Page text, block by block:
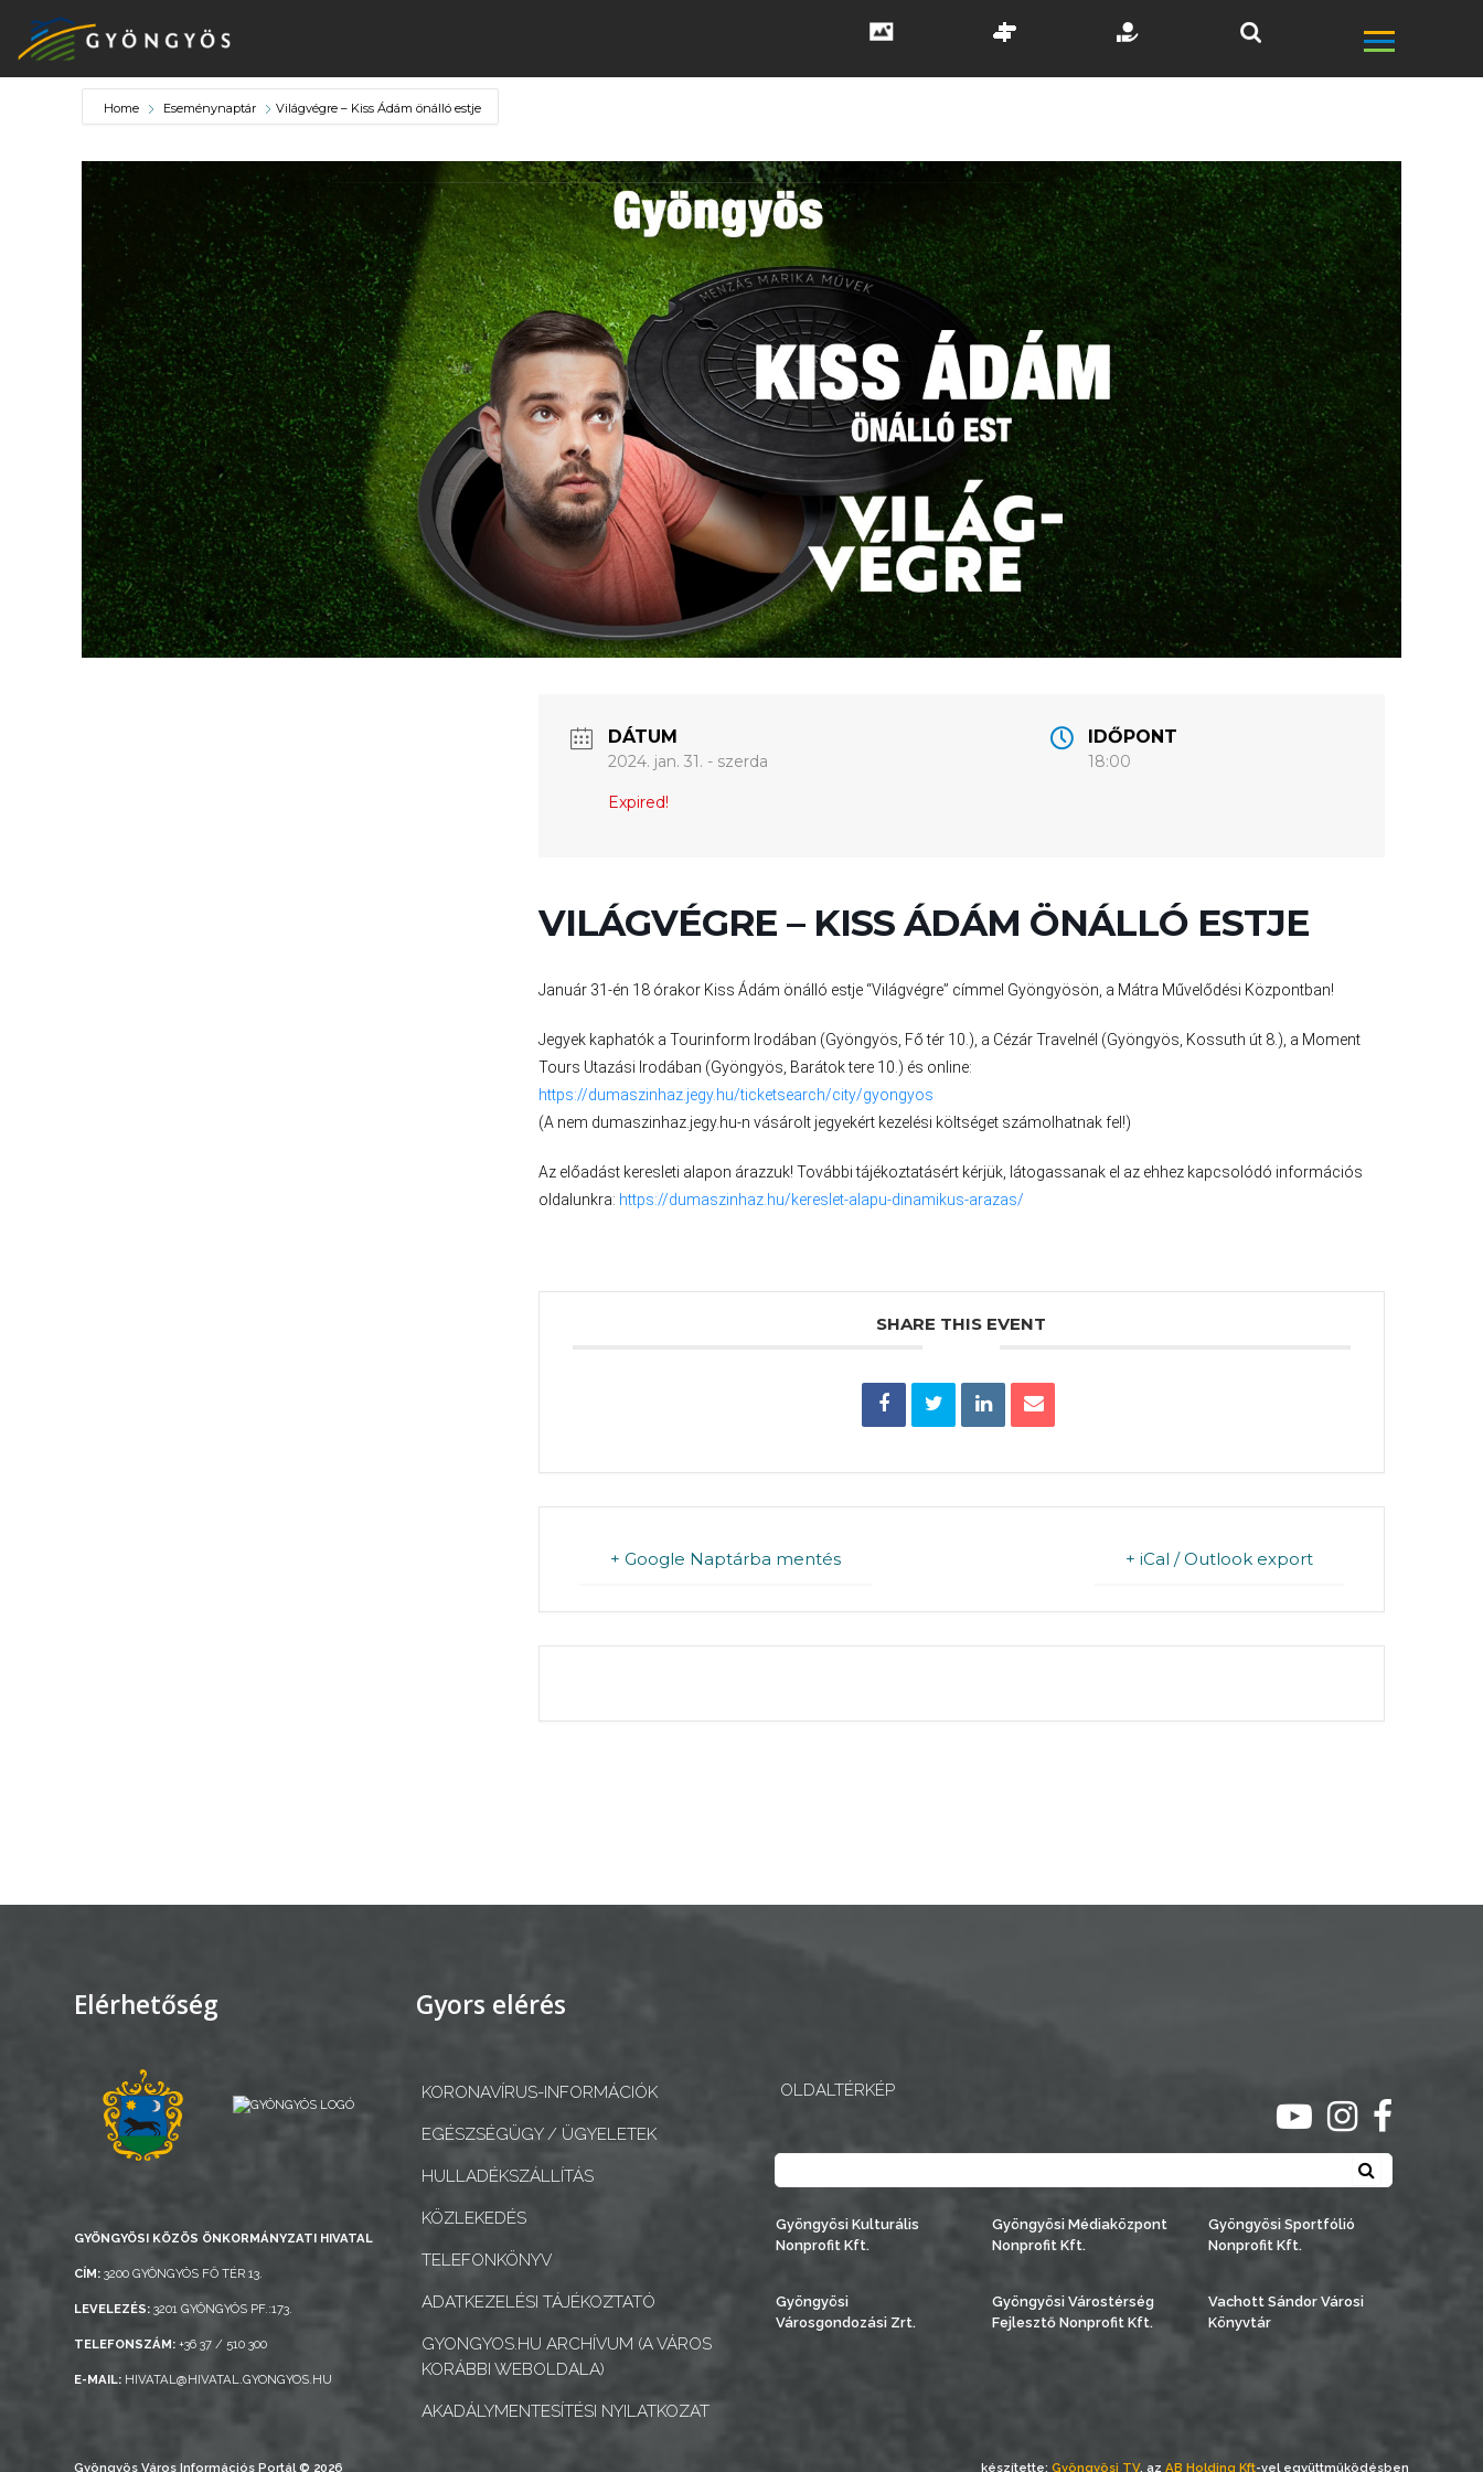
A
VÁROS
KIEMELT
LÁTVÁNYOSSÁGOK
GYÖNGYÖS
VÁROS
ÉRTÉKTÁRA
VÁROSUNKRÓL
LAKOSSÁGI
INFORMÁCIÓK
HASZNOS
TESTÜLET
VÁROSRENDÉSZET
TÁJÉKOZTATÓK
AZ
ÖNKORMÁNYZATI
CÉGEK
E-
Home Eseménynaptár Világvégre – Kiss Ádám önálló estje
DÁTUM
2024. jan. 31. - szerda
Expired!
IDŐPONT
18:00
VILÁGVÉGRE – KISS ÁDÁM ÖNÁLLÓ ESTJE
Január 31-én 18 órakor Kiss Ádám önálló estje “Világvégre” címmel Gyöngyösön, a Mátra Művelődési Központban!
Jegyek kaphatók a Tourinform Irodában (Gyöngyös, Fő tér 10.), a Cézár Travelnél (Gyöngyös, Kossuth út 8.), a Moment
Tours Utazási Irodában (Gyöngyös, Barátok tere 10.) és online:
https://dumaszinhaz.jegy.hu/ticketsearch/city/gyongyos
(A nem dumaszinhaz.jegy.hu-n vásárolt jegyekért kezelési költséget számolhatnak fel!)
Az előadást keresleti alapon árazzuk! További tájékoztatásért kérjük, látogassanak el az ehhez kapcsolódó információs
oldalunkra: https://dumaszinhaz.hu/kereslet-alapu-dinamikus-arazas/
SHARE THIS EVENT
+ Google Naptárba mentés + iCal / Outlook export
Elérhetőség
GYÖNGYÖSI KÖZÖS ÖNKORMÁNYZATI HIVATAL
CÍM: 3200 GYÖNGYÖS FŐ TÉR 13.
LEVELEZÉS: 3201 GYÖNGYÖS PF.:173.
TELEFONSZÁM: +36 37 / 510 300
E-MAIL: HIVATAL@HIVATAL.GYONGYOS.HU
Gyors elérés
KORONAVÍRUS-INFORMÁCIÓK
EGÉSZSÉGÜGY / ÜGYELETEK
HULLADÉKSZÁLLÍTÁS
KÖZLEKEDÉS
TELEFONKÖNYV
ADATKEZELÉSI TÁJÉKOZTATÓ
GYONGYOS.HU ARCHÍVUM (A VÁROS
KORÁBBI WEBOLDALA)
AKADÁLYMENTESÍTÉSI NYILATKOZAT
OLDALTÉRKÉP
ugrás youtube
ugrásugrás
Gyöngyösi Kulturális
Nonprofit Kft.
Gyöngyösi Médiaközpont
Nonprofit Kft.
Gyöngyösi Sportfólió
Nonprofit Kft.
Gyöngyösi
Városgondozási Zrt.
Gyöngyösi Várostérség
Fejlesztő Nonprofit Kft.
Vachott Sándor Városi
Könyvtár
Gyöngyös Város Információs Portál © 2026 készítette: Gyöngyösi TV, az AB Holding Kft-vel együttműködésben